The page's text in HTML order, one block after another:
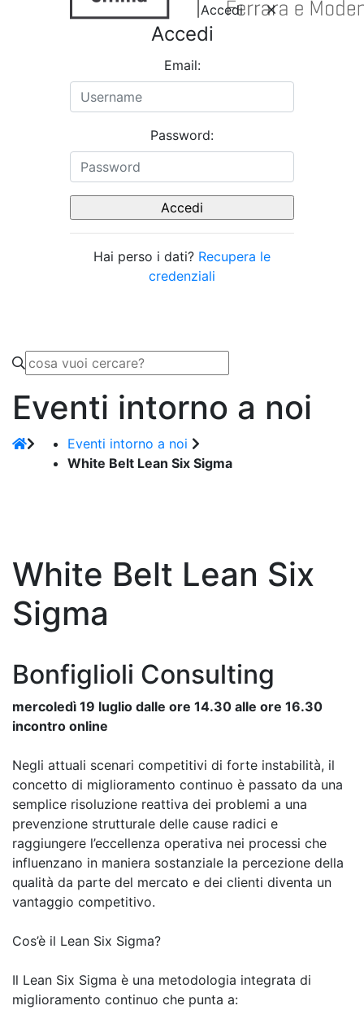
Accedi
Accedi
Email:
Password:
Hai perso i dati? Recupera le
credenziali
Eventi intorno a noi
Eventi intorno a noi
White Belt Lean Six Sigma
White Belt Lean Six
Sigma
Bonfiglioli Consulting
mercoledì 19 luglio dalle ore 14.30 alle ore 16.30
incontro online
Negli attuali scenari competitivi di forte instabilità, il
concetto di miglioramento continuo è passato da una
semplice risoluzione reattiva dei problemi a una
prevenzione strutturale delle cause radici e
raggiungere l’eccellenza operativa nei processi che
influenzano in maniera sostanziale la percezione della
qualità da parte del mercato e dei clienti diventa un
vantaggio competitivo.
Cos’è il Lean Six Sigma?
Il Lean Six Sigma è una metodologia integrata di
miglioramento continuo che punta a: